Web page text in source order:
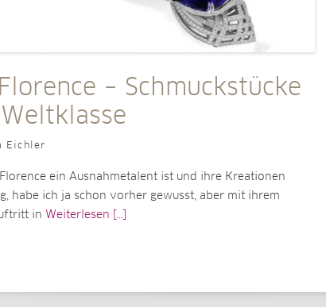
– Schmuckstücke
Eichler
Florence ein Ausnahmetalent ist und ihre Kreationen
habe ich ja schon vorher gewusst, aber mit ihrem
in Weiterlesen [...]